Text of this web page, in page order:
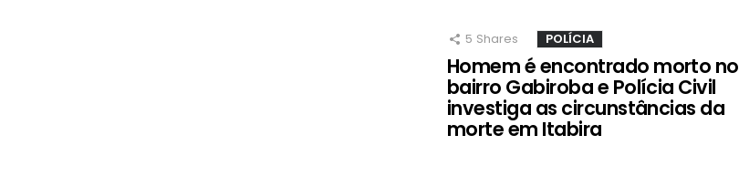
5 Shares POLÍCIA
Homem é encontrado morto no
bairro Gabiroba e Polícia Civil
investiga as circunstâncias da
morte em Itabira